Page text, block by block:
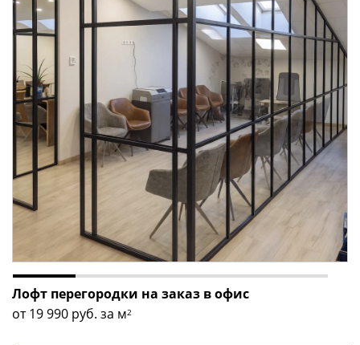
Лофт перегородки на заказ в офис
от 19 990 руб. за м2